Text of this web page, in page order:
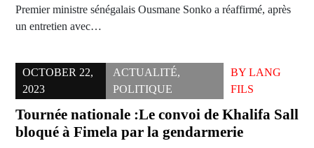
Premier ministre sénégalais Ousmane Sonko a réaffirmé, après
un entretien avec…
OCTOBER 22,
2023
ACTUALITÉ,
POLITIQUE
BY LANG
FILS
Tournée nationale :Le convoi de Khalifa Sall
bloqué à Fimela par la gendarmerie